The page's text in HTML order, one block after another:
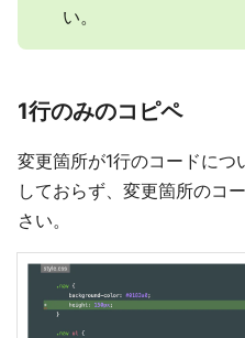
い。
1行のみのコピペ
変更箇所が1行のコードに
しておらず、変更箇所のコ
さい。